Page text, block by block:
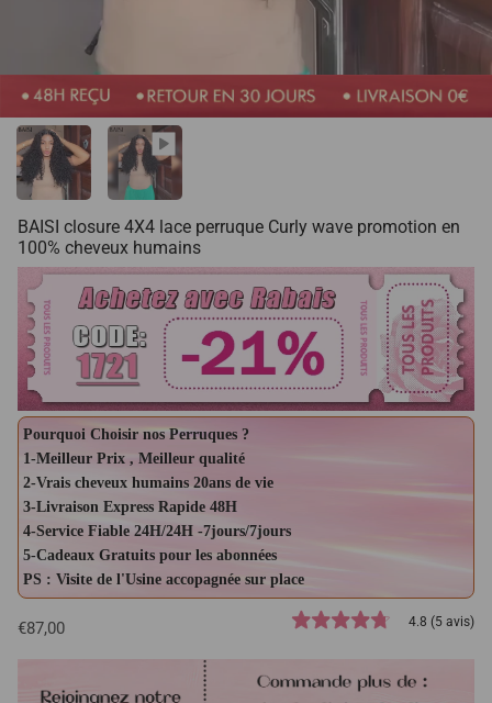
BAISI closure 4X4 lace perruque Curly wave promotion en
100% cheveux humains
Pourquoi Choisir nos Perruques ?
1-Meilleur Prix , Meilleur qualité
2-Vrais cheveux humains 20ans de vie
3-Livraison Express Rapide 48H
4-Service Fiable 24H/24H -7jours/7jours
5-Cadeaux Gratuits pour les abonnées
PS : Visite de l'Usine accopagnée sur place
€87,00 4.8 (5 avis)